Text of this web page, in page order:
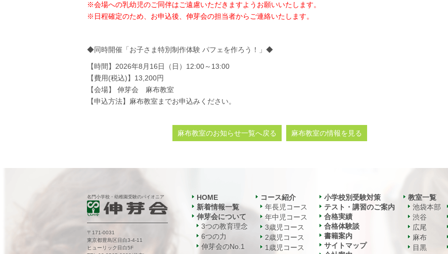
※会場への乳幼児のご同伴はご遠慮いただきますようお願いいたします。
※日程確定のため、お申込後、伸芽会の担当者からご連絡いたします。
◆同時開催「お子さま特別制作体験 パフェを作ろう！」◆
【時間】2026年8月16日（日）12:00～13:00
【費用(税込)】13,200円
【会場】 伸芽会 麻布教室
【申込方法】麻布教室までお申込みください。
麻布教室のお知らせ一覧へ戻る 麻布教室の情報を見る
名門小学校・幼稚園受験のパイオニア
〒171-0031
東京都豊島区目白3-4-11
ヒューリック目白5F
HOME
新着情報一覧
伸芽会について
3つの教育理念
6つの力
伸芽会のNo.1
コース紹介
年長児コース
年中児コース
3歳児コース
2歳児コース
1歳児コース
小学校別受験対策
テスト・講習のご案内
合格実績
合格体験談
書籍案内
サイトマップ
教室一覧
池袋本部
渋谷
広尾
麻布
目黒